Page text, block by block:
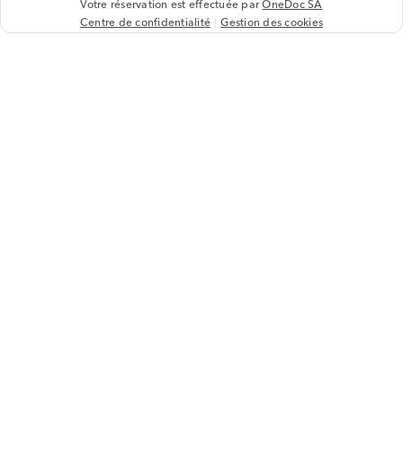
Votre réservation est effectuée parOneDoc SA
Centre de confidentialité Gestion des cookies